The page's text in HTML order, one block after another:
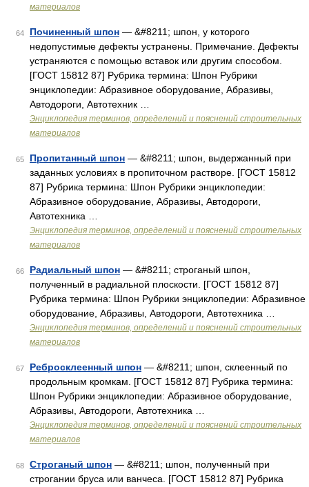
материалов
64 Починенный шпон — &#8211; шпон, у которого
недопустимые дефекты устранены. Примечание. Дефекты
устраняются с помощью вставок или другим способом.
[ГОСТ 15812 87] Рубрика термина: Шпон Рубрики
энциклопедии: Абразивное оборудование, Абразивы,
Автодороги, Автотехник …
Энциклопедия терминов, определений и пояснений строительных
материалов
65 Пропитанный шпон — &#8211; шпон, выдержанный при
заданных условиях в пропиточном растворе. [ГОСТ 15812
87] Рубрика термина: Шпон Рубрики энциклопедии:
Абразивное оборудование, Абразивы, Автодороги,
Автотехника …
Энциклопедия терминов, определений и пояснений строительных
материалов
66 Радиальный шпон — &#8211; строганый шпон,
полученный в радиальной плоскости. [ГОСТ 15812 87]
Рубрика термина: Шпон Рубрики энциклопедии: Абразивное
оборудование, Абразивы, Автодороги, Автотехника …
Энциклопедия терминов, определений и пояснений строительных
материалов
67 Ребросклеенный шпон — &#8211; шпон, склеенный по
продольным кромкам. [ГОСТ 15812 87] Рубрика термина:
Шпон Рубрики энциклопедии: Абразивное оборудование,
Абразивы, Автодороги, Автотехника …
Энциклопедия терминов, определений и пояснений строительных
материалов
68 Строганый шпон — &#8211; шпон, полученный при
строгании бруса или ванчеса. [ГОСТ 15812 87] Рубрика